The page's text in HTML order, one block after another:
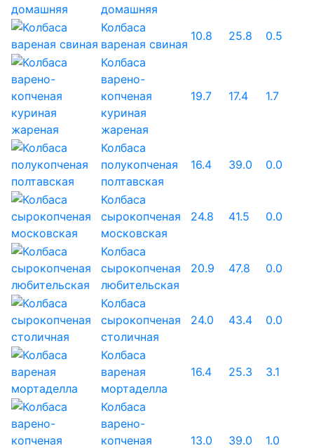
домашняя
Колбаса
вареная свиная
10.8 25.8
0.5
Колбаса
варено-
копченая
куриная
жареная
19.7 17.4 1.7
Колбаса
полукопченая
полтавская
16.4 39.0 0.0
Колбаса
сырокопченая
московская
24.8 41.5 0.0
Колбаса
сырокопченая
любительская
20.9 47.8 0.0
Колбаса
сырокопченая
столичная
24.0 43.4 0.0
Колбаса
вареная
мортаделла
16.4 25.3 3.1
Колбаса
варено-
копченая
13.0 39.0 1.0